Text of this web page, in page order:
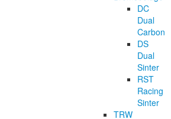
DC
Dual
Carbon
DS
Dual
Sinter
RST
Racing
Sinter
TRW